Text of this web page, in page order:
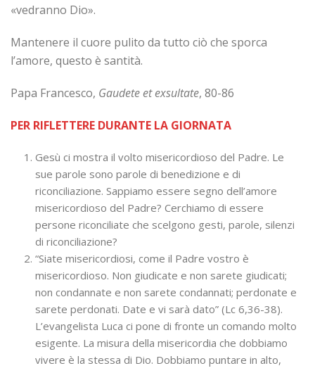
«vedranno Dio».
Mantenere il cuore pulito da tutto ciò che sporca
l’amore, questo è santità.
Papa Francesco, Gaudete et exsultate, 80-86
PER RIFLETTERE DURANTE LA GIORNATA
Gesù ci mostra il volto misericordioso del Padre. Le
sue parole sono parole di benedizione e di
riconciliazione. Sappiamo essere segno dell’amore
misericordioso del Padre? Cerchiamo di essere
persone riconciliate che scelgono gesti, parole, silenzi
di riconciliazione?
“Siate misericordiosi, come il Padre vostro è
misericordioso. Non giudicate e non sarete giudicati;
non condannate e non sarete condannati; perdonate e
sarete perdonati. Date e vi sarà dato” (Lc 6,36-38).
L’evangelista Luca ci pone di fronte un comando molto
esigente. La misura della misericordia che dobbiamo
vivere è la stessa di Dio. Dobbiamo puntare in alto,